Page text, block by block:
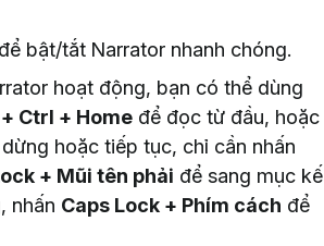
bật/tắt Narrator nhanh chóng.
hoạt động, bạn có thể dùng
Ctrl + Home để đọc từ đầu, hoặc
hoặc tiếp tục, chỉ cần nhấn
+ Mũi tên phải để sang mục kế
nhấn Caps Lock + Phím cách để